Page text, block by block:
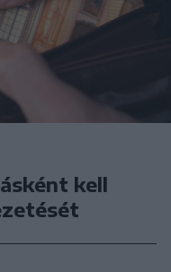
kell